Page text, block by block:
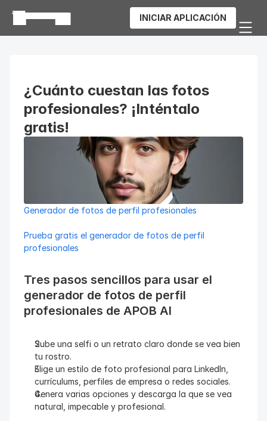
INICIAR APLICACIÓN
¿Cuánto cuestan las fotos
profesionales? ¡Inténtalo
gratis!
Generador de fotos de perfil profesionales
Prueba gratis el generador de fotos de perfil
profesionales
Tres pasos sencillos para usar el
generador de fotos de perfil
profesionales de APOB AI
Sube una selfi o un retrato claro donde se vea bien
tu rostro.
Elige un estilo de foto profesional para LinkedIn,
currículums, perfiles de empresa o redes sociales.
Genera varias opciones y descarga la que se vea
natural, impecable y profesional.